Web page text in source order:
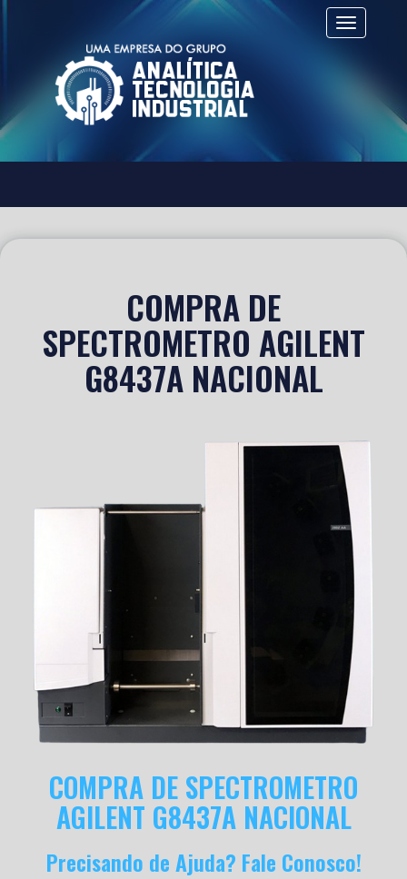
Alternar
COMPRA DE
SPECTROMETRO AGILENT
G8437A NACIONAL
COMPRA DE SPECTROMETRO
AGILENT G8437A NACIONAL
Precisando de Ajuda? Fale Conosco!